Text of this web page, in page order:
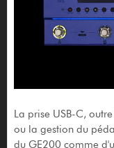
La prise USB-C,
ou la gestion du
du GE200 comme